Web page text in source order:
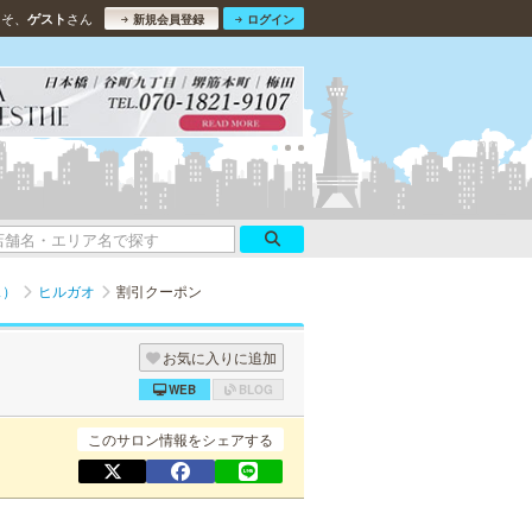
、 ゲスト さん 新規会員登録 ログイン
ヒルガオ 割引クーポン
お気に入りに追加
WEB BLOG
このサロン情報をシェアする